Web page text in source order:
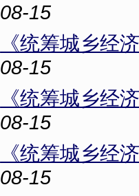
08-15
《统筹城乡经
08-15
《统筹城乡经
08-15
《统筹城乡经
08-15